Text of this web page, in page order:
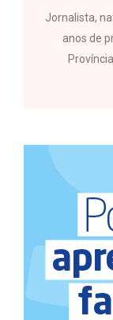
Jornalista,
anos de